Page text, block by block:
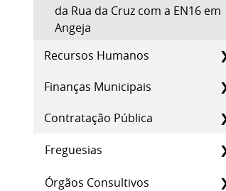
da Rua da Cruz com a EN16 em
Angeja
Recursos Humanos
Finanças Municipais
Contratação Pública
Freguesias
Órgãos Consultivos